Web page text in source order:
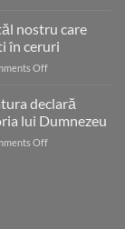
nostru care
în ceruri
Offon
nostru
care
ești
în
declară
lui Dumnezeu
Offon